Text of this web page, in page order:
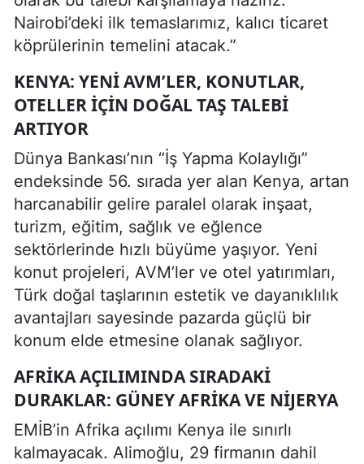
Nairobi’deki ilk temaslarımız, kalıcı ticaret
köprülerinin temelini atacak.”
KENYA: YENI AVM’LER, KONUTLAR,
OTELLER IÇIN DOĞAL TAŞ TALEBI
ARTIYOR
Dünya Bankası’nın “İş Yapma Kolaylığı”
endeksinde 56. sırada yer alan Kenya, artan
harcanabilir gelire paralel olarak inşaat,
turizm, eğitim, sağlık ve eğlence
sektörlerinde hızlı büyüme yaşıyor. Yeni
konut projeleri, AVM’ler ve otel yatırımları,
Türk doğal taşlarının estetik ve dayanıklılık
avantajları sayesinde pazarda güçlü bir
konum elde etmesine olanak sağlıyor.
AFRIKA AÇILIMINDA SIRADAKI
DURAKLAR: GÜNEY AFRIKA VE NIJERYA
EMİB’in Afrika açılımı Kenya ile sınırlı
kalmayacak. Alimoğlu, 29 firmanın dahil